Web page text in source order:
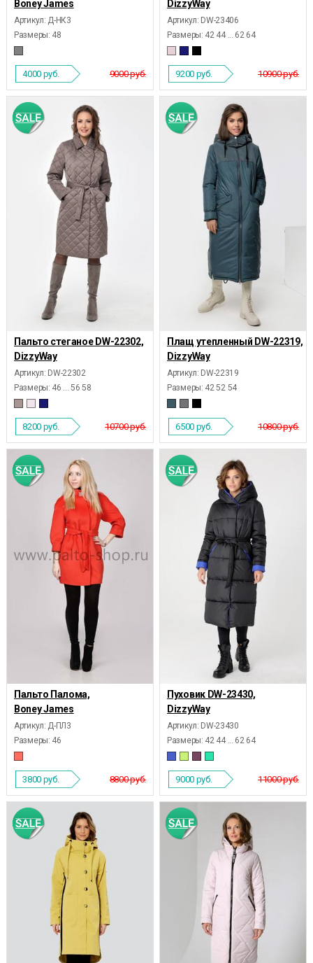
Boney James
Артикул: Д-НК3
Размеры: 48
9000 руб.
4000 руб.
DizzyWay
Артикул: DW-23406
Размеры: 42 44 ... 62 64
10900 руб.
9200 руб.
Пальто стеганое DW-22302,
DizzyWay
Артикул: DW-22302
Размеры: 46 ... 56 58
10700 руб.
8200 руб.
Плащ утепленный DW-22319,
DizzyWay
Артикул: DW-22319
Размеры: 42 52 54
10800 руб.
6500 руб.
Пальто Палома,
Boney James
Артикул: Д-ПЛ3
Размеры: 46
8800 руб.
3800 руб.
Пуховик DW-23430,
DizzyWay
Артикул: DW-23430
Размеры: 42 44 ... 62 64
11000 руб.
9000 руб.